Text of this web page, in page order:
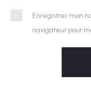
Enregistrer mon
navigateur pour